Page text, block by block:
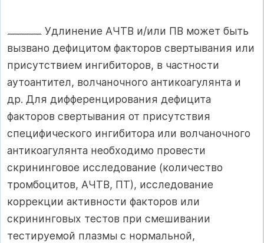
Удлинение АЧТВ и/или ПВ может быть
выз­вано дефицитом факторов свертывания или
при­сутствием ингибиторов, в частности
аутоантител, волчаночного антикоагулянта и
др. Для диффе­ренцирования дефицита
факторов свертывания от присутствия
специфического ингибитора или волчаночного
антикоагулянта необходимо про­вести
скрининговое исследование (количество
тромбоцитов, АЧТВ, ПТ), исследование
коррек­ции активности факторов или
скрининговых тес­тов при смешивании
тестируемой плазмы с нор­мальной,